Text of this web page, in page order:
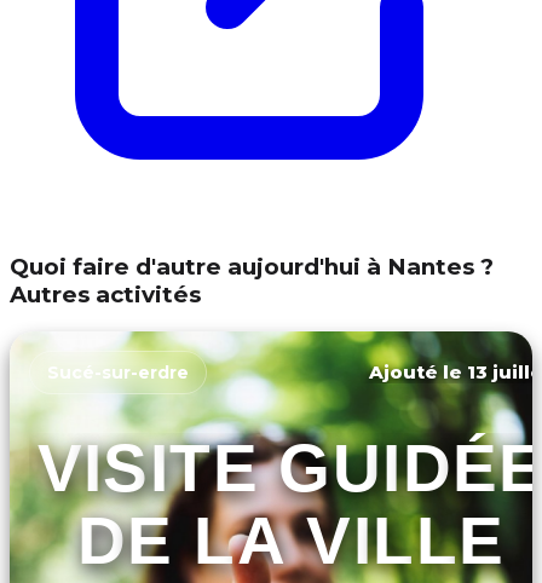
Quoi faire d'autre aujourd'hui à Nantes ?
Autres activités
Sucé-sur-erdre Ajouté le 13
VISITE
DE LA VILLE